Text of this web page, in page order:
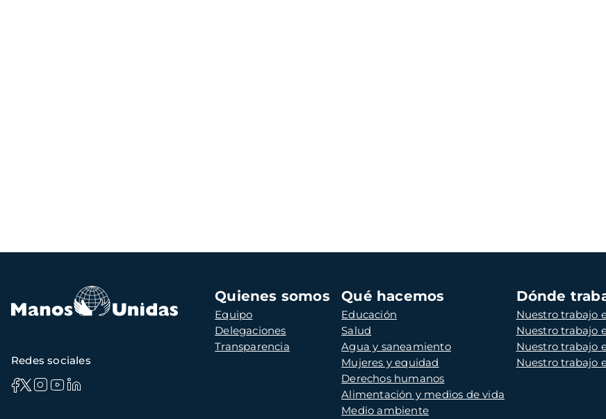
Navegación
principal
Quienes somos
Equipo
Delegaciones
Transparencia
Qué hacemos
Educación
Salud
Agua y saneamiento
Mujeres y equidad
Derechos humanos
Alimentación y medios de vida
Medio ambiente
Dónde
Nuestro trabajo
Nuestro trabajo
Nuestro trabajo
Nuestro trabajo
Redes sociales